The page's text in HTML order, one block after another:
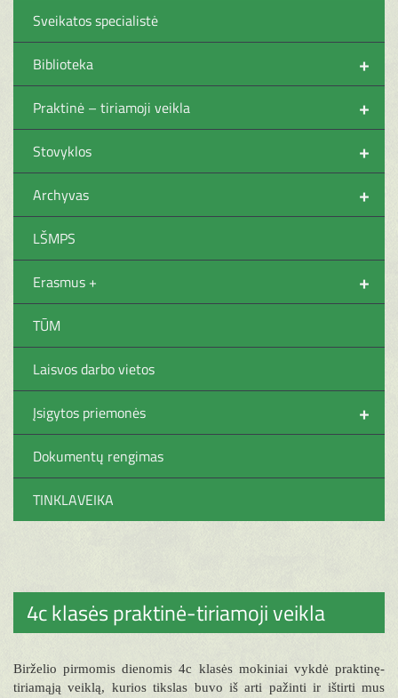
Sveikatos specialistė
+
Biblioteka
+
Praktinė – tiriamoji veikla
+
Stovyklos
+
Archyvas
LŠMPS
+
Erasmus +
TŪM
Laisvos darbo vietos
+
Įsigytos priemonės
Dokumentų rengimas
TINKLAVEIKA
4c klasės praktinė-tiriamoji veikla
Birželio pirmomis dienomis 4c klasės mokiniai vykdė praktinę-
tiriamąją veiklą, kurios tikslas buvo iš arti pažinti ir ištirti mus